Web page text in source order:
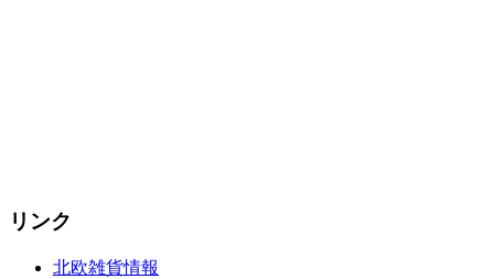
リンク
北欧雑貨情報